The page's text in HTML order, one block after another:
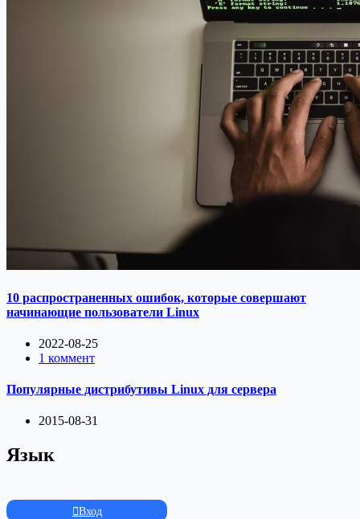
10 распространенных ошибок, которые совершают
начинающие пользователи Linux
2022-08-25
1 коммент
Популярные дистрибутивы Linux для сервера
2015-08-31
Язык
Вход